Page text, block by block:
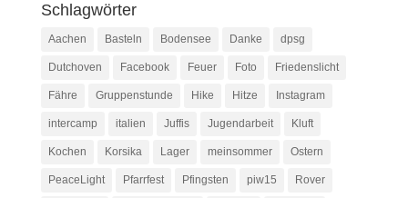
Schlagwörter
Aachen Basteln Bodensee Danke dpsg
Dutchoven Facebook Feuer Foto Friedenslicht
Fähre Gruppenstunde Hike Hitze Instagram
intercamp italien Juffis Jugendarbeit Kluft
Kochen Korsika Lager meinsommer Ostern
PeaceLight Pfarrfest Pfingsten piw15 Rover